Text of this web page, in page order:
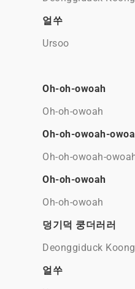
얼쑤
Ursoo
Oh-oh-owoah
Oh-oh-owoah
Oh-oh-owoah-
Oh-oh-owoah-
Oh-oh-owoah
Oh-oh-owoah
덩기덕 쿵더러러
Deonggiduck
얼쑤